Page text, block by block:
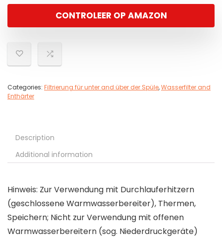
CONTROLEER OP AMAZON
Categories: Filtrierung für unter and über der Spüle,Wasserfilter and
Enthärter
Description
Additional information
Hinweis: Zur Verwendung mit Durchlauferhitzern
(geschlossene Warmwasserbereiter), Thermen,
Speichern; Nicht zur Verwendung mit offenen
Warmwasserbereitern (sog. Niederdruckgeräte)